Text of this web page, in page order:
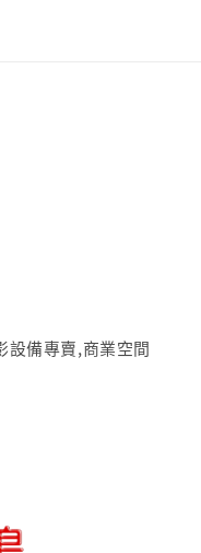
設備專賣,商業空間